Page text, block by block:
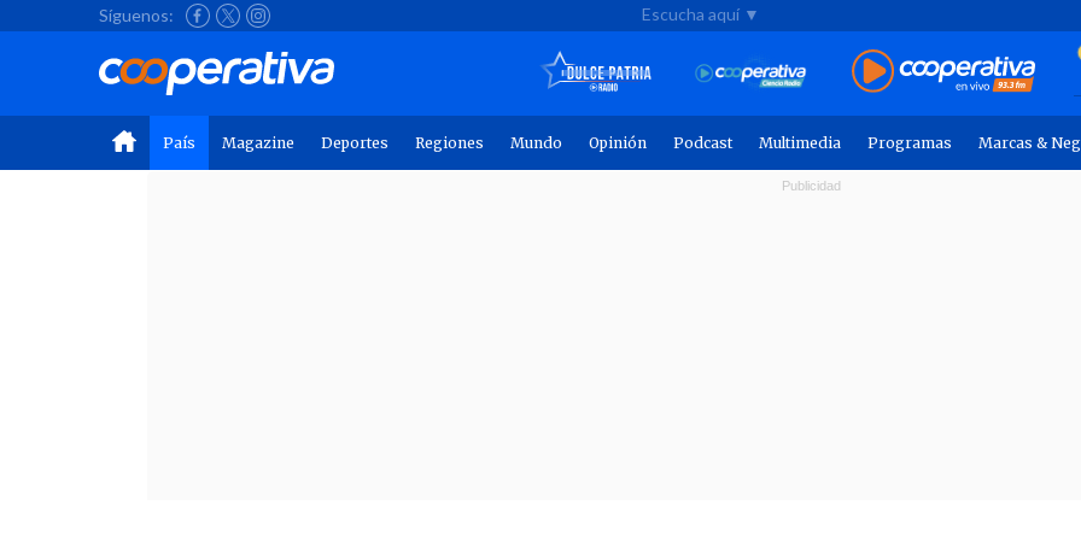
Síguenos: Escucha aquí ▼
País Magazine Deportes Regiones Mundo Opinión Podcast Multimedia Programas Marcas &